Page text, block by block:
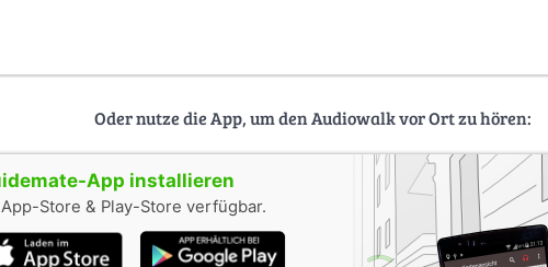
Oder nutze die App, um den Audiowalk vor Ort zu hören:
App installieren
Store & Play-Store verfügbar.